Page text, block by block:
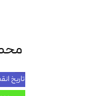
تاریخ